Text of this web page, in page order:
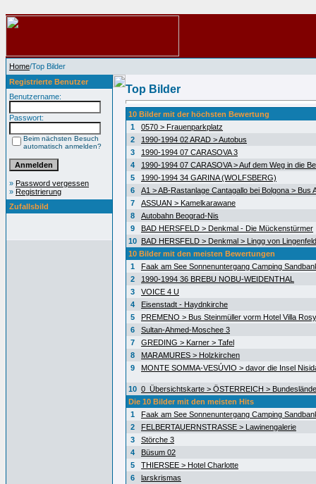
Home/Top Bilder
Registrierte Benutzer
Benutzername:
Passwort:
Beim nächsten Besuch
automatisch anmelden?
» Password vergessen
» Registrierung
Zufallsbild
Top Bilder
10 Bilder mit der höchsten Bewertung
1
0570 > Frauenparkplatz
2
1990-1994 02 ARAD > Autobus
3
1990-1994 07 CARASOVA 3
4
1990-1994 07 CARASOVA > Auf dem Weg in die
5
1990-1994 34 GARINA (WOLFSBERG)
6
A1 > AB-Rastanlage Cantagallo bei Bolgona > Bus
7
ASSUAN > Kamelkarawane
8
Autobahn Beograd-Nis
9
BAD HERSFELD > Denkmal - Die Mückenstürmer
10 BAD HERSFELD > Denkmal > Lingg von Lingenfeld
10 Bilder mit den meisten Bewertungen
1
Faak am See Sonnenuntergang Camping
2
1990-1994 36 BREBU NOBU-WEIDENTHAL
3
VOICE 4 U
4
Eisenstadt - Haydnkirche
5
PREMENO > Bus Steinmüller vorm Hotel Villa Rosy
6
Sultan-Ahmed-Moschee 3
7
GREDING > Karner > Tafel
8
MARAMURES > Holzkirchen
9
MONTE SOMMA-VESÚVIO > davor die Insel
10 0_Übersichtskarte > ÖSTERREICH >
Die 10 Bilder mit den meisten Hits
1
Faak am See Sonnenuntergang Camping
2
FELBERTAUERNSTRASSE > Lawinengalerie
3
Störche 3
4
Büsum 02
5
THIERSEE > Hotel Charlotte
6
larskrismas